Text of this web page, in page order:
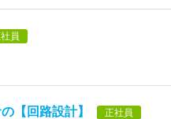
員
【回路設計】 正社員